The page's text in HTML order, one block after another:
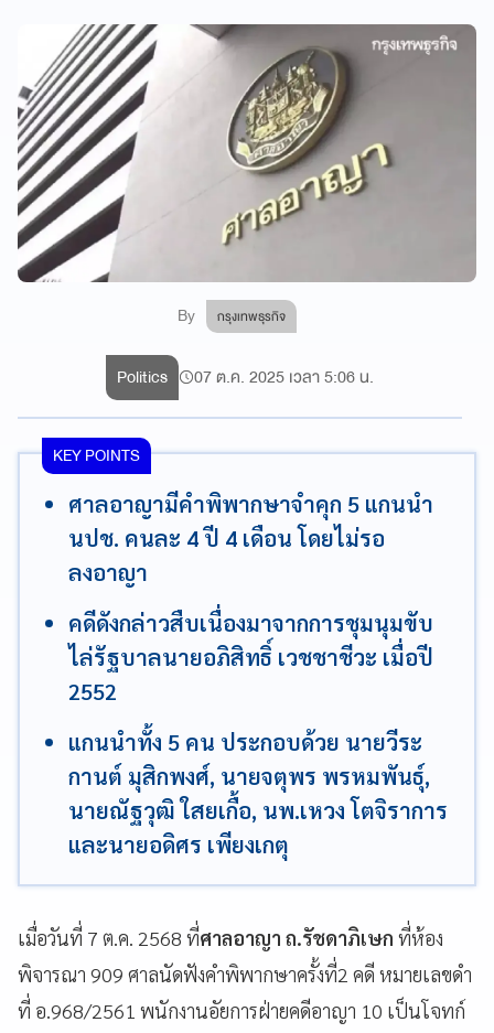
By กรุงเทพธุรกิจ
Politics 07 ต.ค. 2025 เวลา 5:06 น.
KEY POINTS
ศาลอาญามีคำพิพากษาจำคุก 5 แกนนำ
นปช. คนละ 4 ปี 4 เดือน โดยไม่รอ
ลงอาญา
คดีดังกล่าวสืบเนื่องมาจากการชุมนุมขับ
ไล่รัฐบาลนายอภิสิทธิ์ เวชชาชีวะ เมื่อปี
2552
แกนนำทั้ง 5 คน ประกอบด้วย นายวีระ
กานต์ มุสิกพงศ์, นายจตุพร พรหมพันธุ์,
นายณัฐวุฒิ ใสยเกื้อ, นพ.เหวง โตจิราการ
และนายอดิศร เพียงเกตุ
เมื่อวันที่ 7 ต.ค. 2568 ที่ศาลอาญา ถ.รัชดาภิเษก ที่ห้อง
พิจารณา 909 ศาลนัดฟังคำพิพากษาครั้งที่2 คดี หมายเลขดำ
ที่ อ.968/2561 พนักงานอัยการฝ่ายคดีอาญา 10 เป็นโจทก์